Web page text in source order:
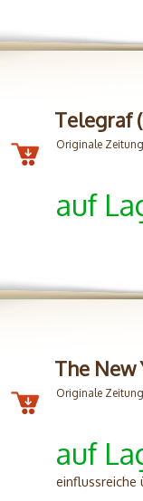
Telegraf
Originale Zeitung
auf
The New
Originale Zeitung
auf
einflussreiche